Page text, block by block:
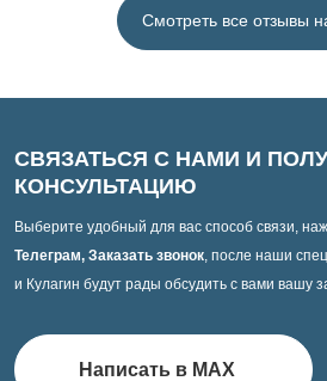
Смотреть все отзывы
СВЯЗАТЬСЯ С НАМИ И
КОНСУЛЬТАЦИЮ
Выберите удобный для вас способ связи,
Телеграм, Заказать звонок, после наши
и Кулагин будут рады обсудить с вами вашу
Написать в MAX